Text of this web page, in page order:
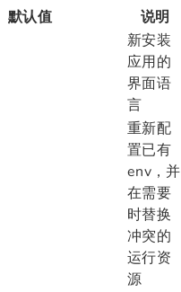
默认值 说明
新安装
应用的
界面语
言
重新配
置已有
env，并
在需要
时替换
冲突的
运行资
源